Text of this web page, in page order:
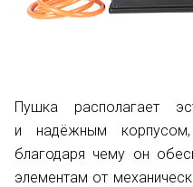
Пушка располагает
и надёжным
благодаря чему он
элементам от